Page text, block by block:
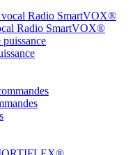
Radio SmartVOX®